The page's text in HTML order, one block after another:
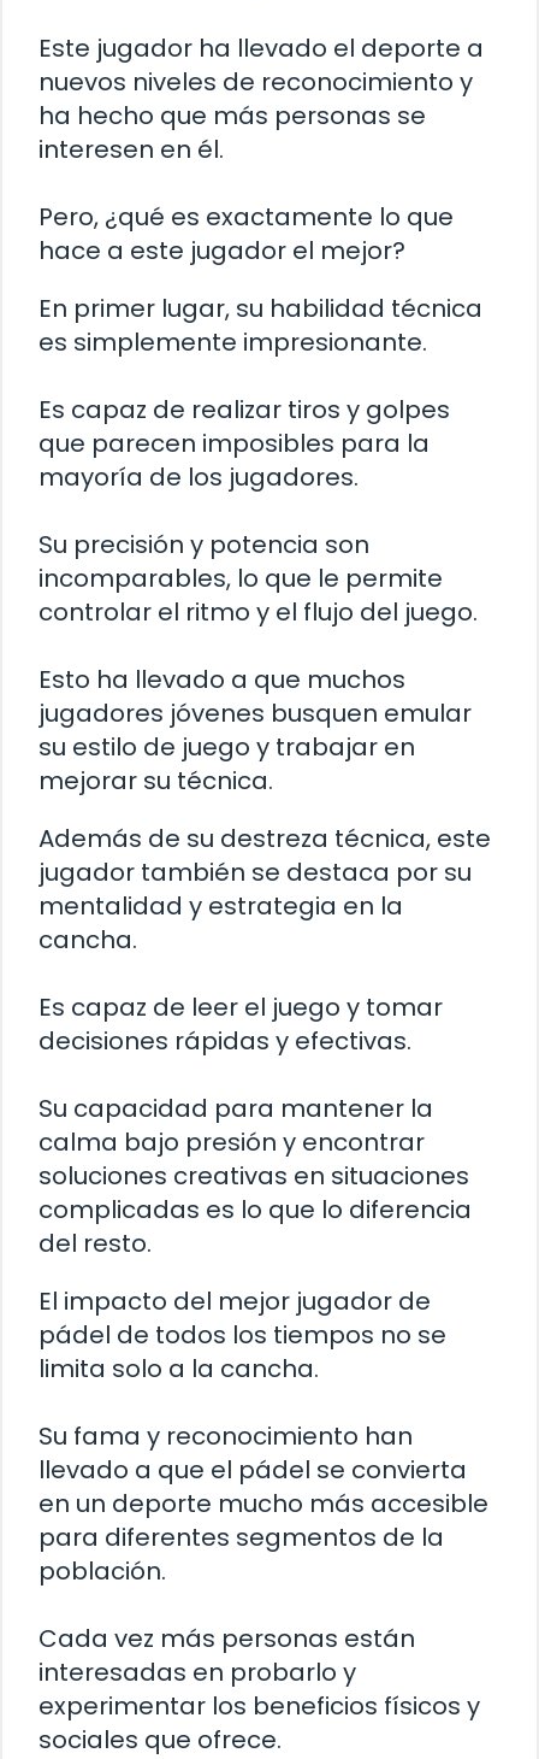
Este jugador ha llevado el deporte a
nuevos niveles de reconocimiento y
ha hecho que más personas se
interesen en él.
Pero, ¿qué es exactamente lo que
hace a este jugador el mejor?
En primer lugar, su habilidad técnica
es simplemente impresionante.
Es capaz de realizar tiros y golpes
que parecen imposibles para la
mayoría de los jugadores.
Su precisión y potencia son
incomparables, lo que le permite
controlar el ritmo y el flujo del juego.
Esto ha llevado a que muchos
jugadores jóvenes busquen emular
su estilo de juego y trabajar en
mejorar su técnica.
Además de su destreza técnica, este
jugador también se destaca por su
mentalidad y estrategia en la
cancha.
Es capaz de leer el juego y tomar
decisiones rápidas y efectivas.
Su capacidad para mantener la
calma bajo presión y encontrar
soluciones creativas en situaciones
complicadas es lo que lo diferencia
del resto.
El impacto del mejor jugador de
pádel de todos los tiempos no se
limita solo a la cancha.
Su fama y reconocimiento han
llevado a que el pádel se convierta
en un deporte mucho más accesible
para diferentes segmentos de la
población.
Cada vez más personas están
interesadas en probarlo y
experimentar los beneficios físicos y
sociales que ofrece.